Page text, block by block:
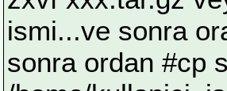
ismi...ve sonra
sonra ordan #cp